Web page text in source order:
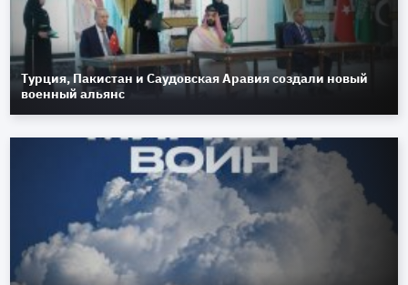
Турция, Пакистан и Саудовская Аравия создали новый
военный альянс